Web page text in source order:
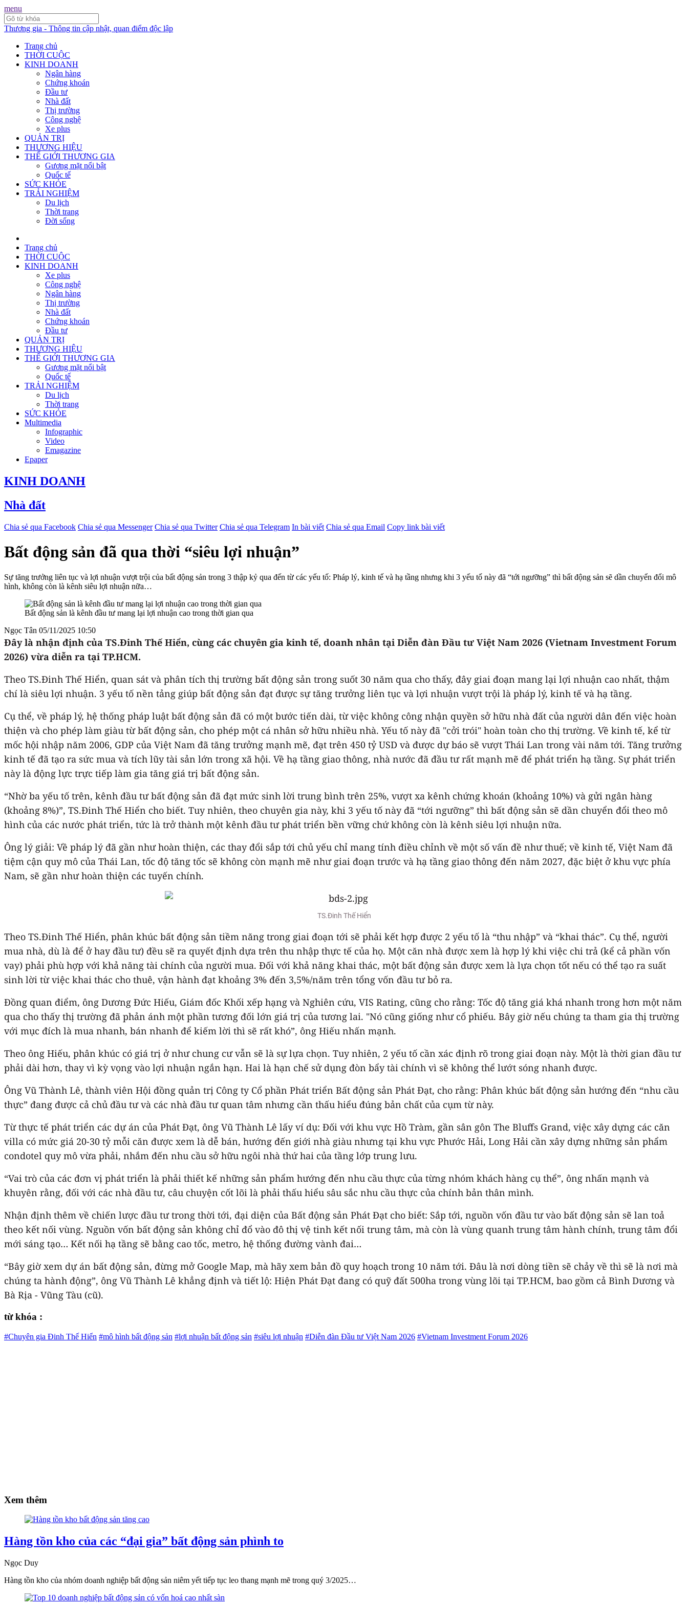
menu
Thương gia - Thông tin cập nhật, quan điểm độc lập
Trang chủ
THỜI CUỘC
KINH DOANH
Ngân hàng
Chứng khoán
Đầu tư
Nhà đất
Thị trường
Công nghệ
Xe plus
QUẢN TRỊ
THƯƠNG HIỆU
THẾ GIỚI THƯƠNG GIA
Gương mặt nổi bật
Quốc tế
SỨC KHỎE
TRẢI NGHIỆM
Du lịch
Thời trang
Đời sống
Trang chủ
THỜI CUỘC
KINH DOANH
Xe plus
Công nghệ
Ngân hàng
Thị trường
Nhà đất
Chứng khoán
Đầu tư
QUẢN TRỊ
THƯƠNG HIỆU
THẾ GIỚI THƯƠNG GIA
Gương mặt nổi bật
Quốc tế
TRẢI NGHIỆM
Du lịch
Thời trang
SỨC KHỎE
Multimedia
Infographic
Video
Emagazine
Epaper
KINH DOANH
Nhà đất
Chia sẻ qua Facebook Chia sẻ qua Messenger Chia sẻ qua Twitter Chia sẻ qua Telegram In bài viết Chia sẻ qua Email Copy link bài viết
Bất động sản đã qua thời “siêu lợi nhuận”
Sự tăng trưởng liên tục và lợi nhuận vượt trội của bất động sản trong 3 thập kỷ qua đến từ các yếu tố: Pháp lý, kinh tế và hạ tầng nhưng khi 3 yếu tố này đã “tới ngưỡng” thì bất động sản sẽ dần chuyển đổi mô
hình, không còn là kênh siêu lợi nhuận nữa…
Bất động sản là kênh đầu tư mang lại lợi nhuận cao trong thời gian qua
Ngọc Tân 05/11/2025 10:50
Đây là nhận định của TS.Đinh Thế Hiển, cùng các chuyên gia kinh tế, doanh nhân tại Diễn đàn Đầu tư Việt Nam 2026 (Vietnam Investment Forum
2026) vừa diễn ra tại TP.HCM.
Theo TS.Đinh Thế Hiển, quan sát và phân tích thị trường bất động sản trong suốt 30 năm qua cho thấy, đây giai đoạn mang lại lợi nhuận cao nhất, thậm
chí là siêu lợi nhuận. 3 yếu tố nền tảng giúp bất động sản đạt được sự tăng trưởng liên tục và lợi nhuận vượt trội là pháp lý, kinh tế và hạ tầng.
Cụ thể, về pháp lý, hệ thống pháp luật bất động sản đã có một bước tiến dài, từ việc không công nhận quyền sở hữu nhà đất của người dân đến việc hoàn
thiện và cho phép làm giàu từ bất động sản, cho phép một cá nhân sở hữu nhiều nhà. Yếu tố này đã "cởi trói" hoàn toàn cho thị trường.‏ Về kinh tế, kể từ
mốc hội nhập năm 2006, GDP của Việt Nam đã tăng trưởng mạnh mẽ, đạt trên 450 tỷ USD và được dự báo sẽ vượt Thái Lan trong vài năm tới. Tăng trưởng
kinh tế đã tạo ra sức mua và tích lũy tài sản lớn trong xã hội.‏ Về hạ tầng giao thông, nhà nước đã đầu tư rất mạnh mẽ để phát triển hạ tầng. Sự phát triển
“‏Nhờ ba yếu tố trên, kênh đầu tư bất động sản đã đạt mức sinh lời trung bình trên 25%, vượt xa kênh chứng khoán (khoảng 10%) và gửi ngân hàng
(khoảng 8%)”, TS.Đinh Thế Hiển cho biết. Tuy nhiên, theo chuyên gia này, khi 3 yếu tố này đã “tới ngưỡng” thì bất động sản sẽ dần chuyển đổi theo mô
hình của các nước phát triển, tức là trở thành một kênh đầu tư phát triển bền vững chứ không còn là kênh siêu lợi nhuận nữa.
Ông lý giải: Về pháp lý đã gần như hoàn thiện, các thay đổi sắp tới chủ yếu chỉ mang tính điều chỉnh về một số vấn đề như thuế; về kinh tế, Việt Nam đã
tiệm cận quy mô của Thái Lan, tốc độ tăng tốc sẽ không còn mạnh mẽ như giai đoạn trước và hạ tầng giao thông đến năm 2027, đặc biệt ở khu vực phía
Nam, sẽ gần như hoàn thiện các tuyến chính.
TS.Đinh Thế Hiển
mua nhà, dù là để ở hay đầu tư) đều sẽ ra quyết định dựa trên thu nhập thực tế của họ. Một căn nhà được xem là hợp lý khi việc chi trả (kể cả phần vốn
vay) phải phù hợp với khả năng tài chính của người mua.‏ Đối với khả năng khai thác, một bất động sản được xem là lựa chọn tốt nếu có thể tạo ra suất
sinh lời từ việc khai thác cho thuê, vận hành đạt khoảng 3% đến 3,5%/năm trên tổng vốn đầu tư bỏ ra.
qua cho thấy thị trường đã phản ánh một phần tương đối lớn giá trị của tương lai. "Nó cũng giống như cổ phiếu. Bây giờ nếu chúng ta tham gia thị trường
với mục đích là mua nhanh, bán nhanh để kiếm lời thì sẽ rất khó”, ông Hiếu nhấn mạnh.
Theo ông Hiếu, phân khúc có giá trị ở như chung cư vẫn sẽ là sự lựa chọn. Tuy nhiên, 2 yếu tố cần xác định rõ trong giai đoạn này. Một là thời gian đầu tư
phải dài hơn, thay vì kỳ vọng vào lợi nhuận ngắn hạn. Hai là hạn chế sử dụng đòn bẩy tài chính vì sẽ không thể lướt sóng nhanh được.
Ông Vũ Thành Lê, thành viên Hội đồng quản trị Công ty Cổ phần Phát triển Bất động sản Phát Đạt, cho rằng: Phân khúc bất động sản hướng đến “nhu cầu
thực” đang được cả chủ đầu tư và các nhà đầu tư quan tâm nhưng cần thấu hiểu đúng bản chất của cụm từ này.
Từ thực tế phát triển các dự án của Phát Đạt, ông Vũ Thành Lê lấy ví dụ: Đối với khu vực Hồ Tràm, gần sân gôn The Bluffs Grand, việc xây dựng các căn
villa có mức giá 20-30 tỷ mỗi căn được xem là dễ bán, hướng đến giới nhà giàu nhưng tại khu vực Phước Hải, Long Hải cần xây dựng những sản phẩm
“Vai trò của các đơn vị phát triển là phải thiết kế những sản phẩm hướng đến nhu cầu thực của từng nhóm khách hàng cụ thể”, ông nhấn mạnh và
khuyên rằng, đối với các nhà đầu tư, câu chuyện cốt lõi là phải thấu hiểu sâu sắc nhu cầu thực của chính bản thân mình.
Nhận định thêm về chiến lược đầu tư trong thời tới, đại diện của Bất động sản Phát Đạt cho biết: Sắp tới, nguồn vốn đầu tư vào bất động sản sẽ lan toả
theo kết nối vùng. Nguồn vốn bất động sản không chỉ đổ vào đô thị vệ tinh kết nối trung tâm, mà còn là vùng quanh trung tâm hành chính, trung tâm đổi
“Bây giờ xem dự án bất động sản, đừng mở Google Map, mà hãy xem bản đồ quy hoạch trong 10 năm tới. Đâu là nơi dòng tiền sẽ chảy về thì sẽ là nơi mà
chúng ta hành động”, ông Vũ Thành Lê khẳng định và tiết lộ: Hiện Phát Đạt đang có quỹ đất 500ha trong vùng lõi tại TP.HCM, bao gồm cả Bình Dương và
Bà Rịa - Vũng Tàu (cũ).
từ khóa :
#Chuyên gia Đinh Thế Hiển #mô hình bất động sản #lợi nhuận bất động sản #siêu lợi nhuận #Diễn đàn Đầu tư Việt Nam 2026 #Vietnam Investment Forum 2026
Xem thêm
Hàng tồn kho của các “đại gia” bất động sản phình to
Ngọc Duy
Hàng tồn kho của nhóm doanh nghiệp bất động sản niêm yết tiếp tục leo thang mạnh mẽ trong quý 3/2025…